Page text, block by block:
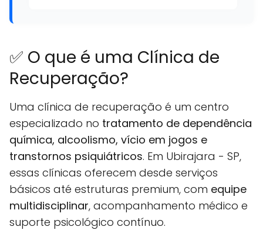
✅ O que é uma Clínica de
Recuperação?
Uma clínica de recuperação é um centro
especializado no tratamento de dependência
química, alcoolismo, vício em jogos e
transtornos psiquiátricos. Em Ubirajara - SP,
essas clínicas oferecem desde serviços
básicos até estruturas premium, com equipe
multidisciplinar, acompanhamento médico e
suporte psicológico contínuo.